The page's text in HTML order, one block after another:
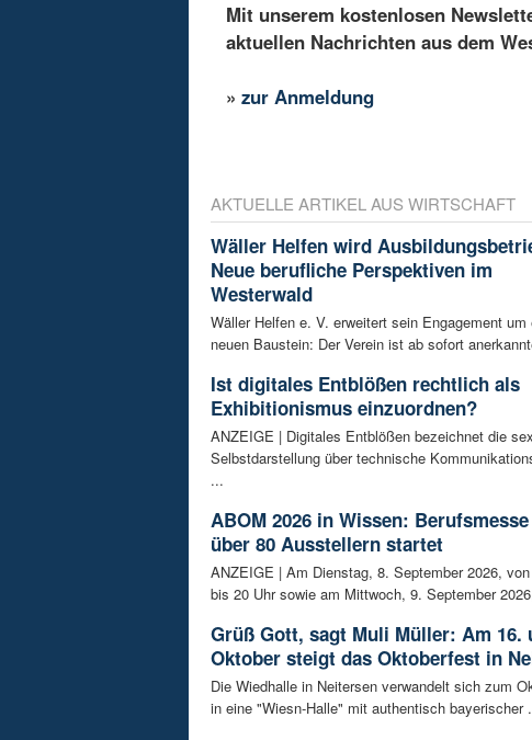
Mit unserem kostenlosen
aktuellen Nachrichten aus dem
»zur Anmeldung
AKTUELLE ARTIKEL AUS WIRTSCHAFT
Wäller Helfen wird
Neue berufliche Perspektiven im
Westerwald
Wäller Helfen e. V. erweitert sein Engagement um
neuen Baustein: Der Verein ist ab sofort
Ist digitales Entblößen rechtlich als
Exhibitionismus einzuordnen?
ANZEIGE | Digitales Entblößen bezeichnet die
Selbstdarstellung über technische
...
ABOM 2026 in Wissen:
über 80 Ausstellern startet
ANZEIGE | Am Dienstag, 8. September 2026,
bis 20 Uhr sowie am Mittwoch, 9. September
Grüß Gott, sagt Muli Müller: Am 16.
Oktober steigt das Oktoberfest in
Die Wiedhalle in Neitersen verwandelt sich zum
in eine "Wiesn-Halle" mit authentisch bayerischer